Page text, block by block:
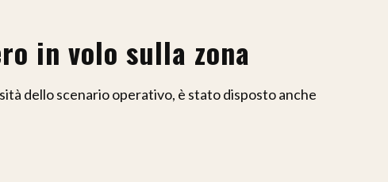
in volo sulla zona
dello scenario operativo, è stato disposto anche